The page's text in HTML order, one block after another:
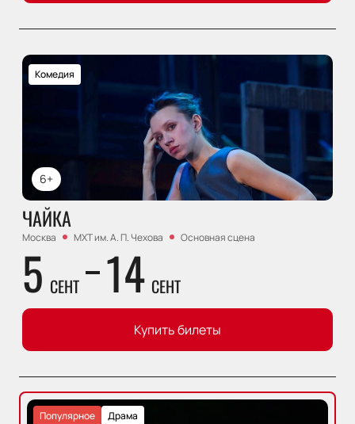
6+
Комедия
ЧАЙКА
Москва МХТ им. А. П. Чехова Основная сцена
5 СЕНТ 14 СЕНТ
Купить билеты
Драма
Популярное